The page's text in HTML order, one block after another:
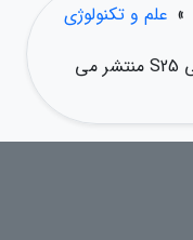
» علم و تکنولوژی
رابط کاربری One UI 7 در کنار گلکسی S25 منتشر می